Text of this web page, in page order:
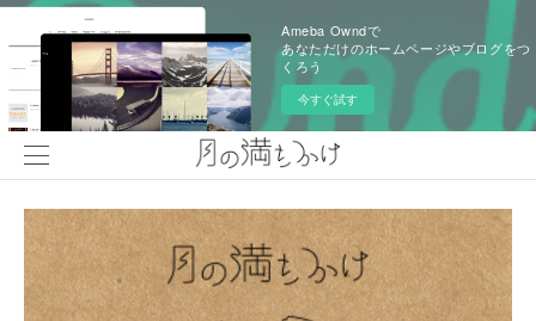
Ameba Owndで
あなただけのホームページやブログをつ
くろう
今すぐ試す